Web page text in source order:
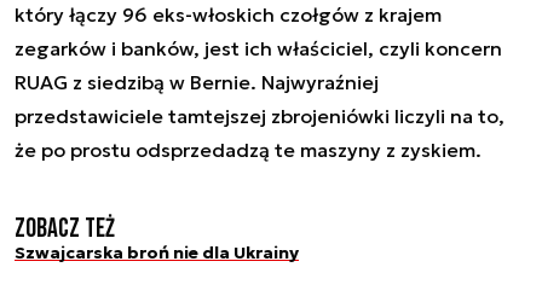
który łączy 96 eks-włoskich czołgów z krajem
zegarków i banków, jest ich właściciel, czyli koncern
RUAG z siedzibą w Bernie. Najwyraźniej
przedstawiciele tamtejszej zbrojeniówki liczyli na to,
że po prostu odsprzedadzą te maszyny z zyskiem.
Zobacz też
Szwajcarska broń nie dla Ukrainy